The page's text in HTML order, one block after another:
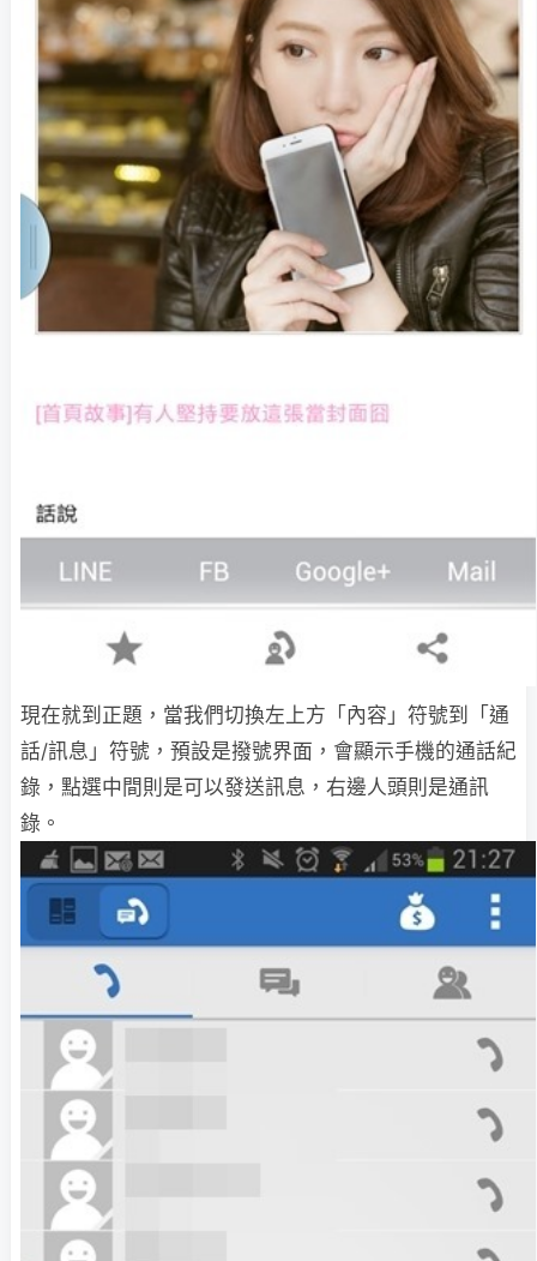
現在就到正題，當我們切換左上方「內容」符號到「通
話/訊息」符號，預設是撥號界面，會顯示手機的通話紀
錄，點選中間則是可以發送訊息，右邊人頭則是通訊
錄。